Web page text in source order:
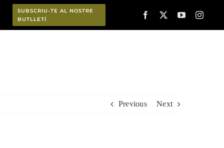
SUBSCRIU-TE AL NOSTRE
BUTLLETÍ
Previous Next